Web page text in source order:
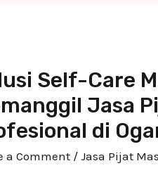
Self-Care
Jasa
di
a Comment /Jasa Pijat